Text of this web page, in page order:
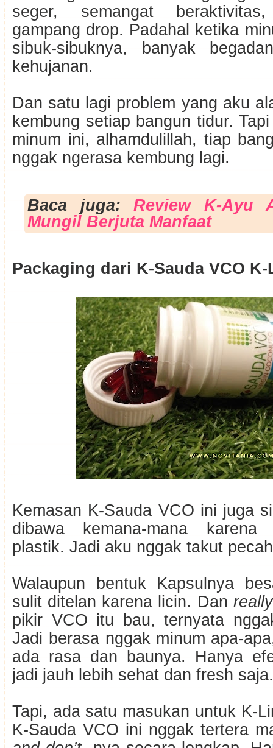
seger, semangat
gampang drop. Padahal ketika
sibuk-sibuknya, banyak
kehujanan.
Dan satu lagi problem yang aku
kembung setiap bangun tidur.
minum ini, alhamdulillah, tiap
nggak ngerasa kembung lagi.
Baca juga: Review K-Ayu
Mungil Berjuta Manfaat
Packaging dari K-Sauda VCO
Kemasan K-Sauda VCO ini juga
dibawa kemana-mana
plastik. Jadi aku nggak takut
Walaupun bentuk Kapsulnya
sulit ditelan karena licin. Dan
pikir VCO itu bau, ternyata
Jadi berasa nggak minum apa-
ada rasa dan baunya. Hanya
jadi jauh lebih sehat dan fresh saja.
Tapi, ada satu masukan untuk K-
K-Sauda VCO ini nggak tertera